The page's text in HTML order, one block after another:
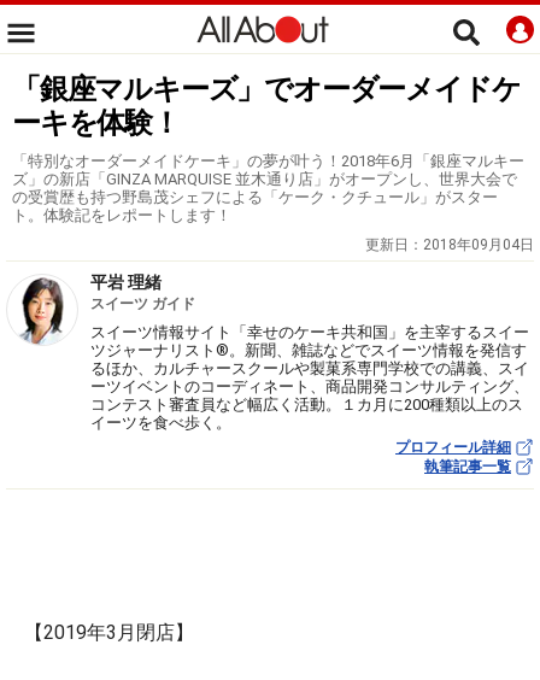
「銀座マルキーズ」でオーダーメイドケ
ーキを体験！
「特別なオーダーメイドケーキ」の夢が叶う！2018年6月「銀座マルキー
ズ」の新店「GINZA MARQUISE 並木通り店」がオープンし、世界大会で
の受賞歴も持つ野島茂シェフによる「ケーク・クチュール」がスター
ト。体験記をレポートします！
更新日： 2018年09月04日
平岩 理緒
スイーツ ガイド
スイーツ情報サイト「幸せのケーキ共和国」を主宰するスイー
ツジャーナリスト®。新聞、雑誌などでスイーツ情報を発信す
るほか、カルチャースクールや製菓系専門学校での講義、スイ
ーツイベントのコーディネート、商品開発コンサルティング、
コンテスト審査員など幅広く活動。１カ月に200種類以上のス
イーツを食べ歩く。
プロフィール詳細
執筆記事一覧
【2019年3月閉店】